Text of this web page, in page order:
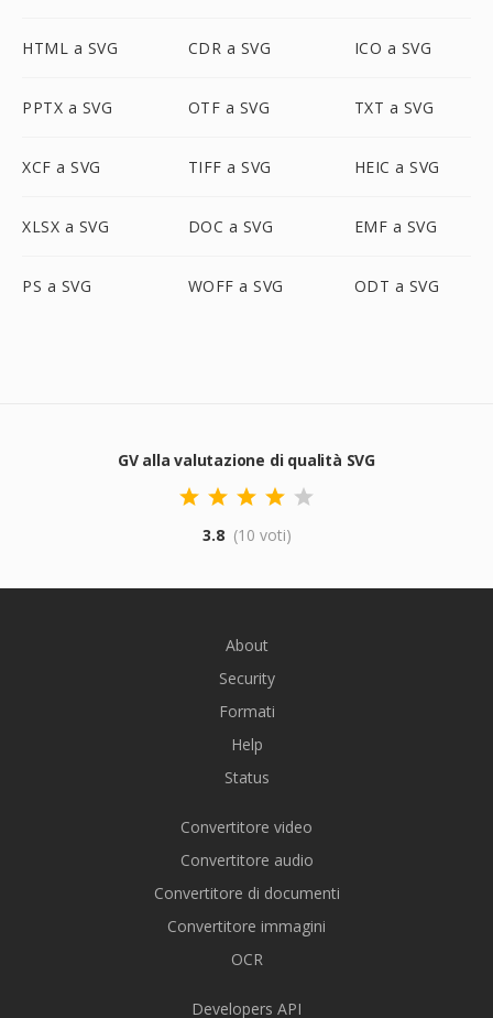
HTML a SVG CDR a SVG ICO a SVG
PPTX a SVG OTF a SVG TXT a SVG
XCF a SVG TIFF a SVG HEIC a SVG
XLSX a SVG DOC a SVG EMF a SVG
PS a SVG WOFF a SVG ODT a SVG
GV alla valutazione di qualità SVG
3.8 (10 voti)
About
Security
Formati
Help
Status
Convertitore video
Convertitore audio
Convertitore di documenti
Convertitore immagini
OCR
Developers API